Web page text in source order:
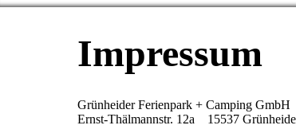
Impressum
Grünheider Ferienpark + Camping GmbH
Ernst-Thälmannstr. 12a 15537